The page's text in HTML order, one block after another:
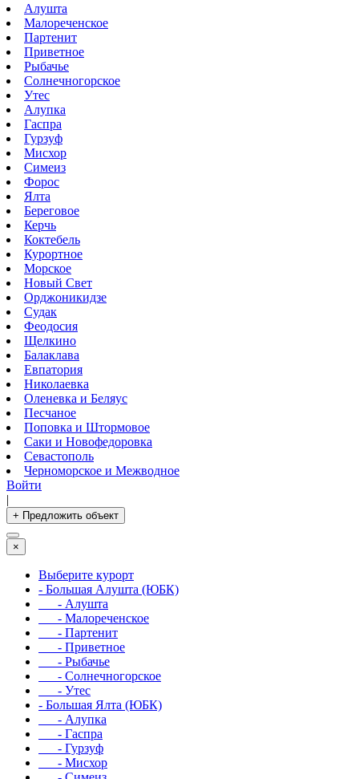
Алушта
Малореченское
Партенит
Приветное
Рыбачье
Солнечногорское
Утес
Алупка
Гаспра
Гурзуф
Мисхор
Симеиз
Форос
Ялта
Береговое
Керчь
Коктебель
Курортное
Морское
Новый Свет
Орджоникидзе
Судак
Феодосия
Щелкино
Балаклава
Евпатория
Николаевка
Оленевка и Беляус
Песчаное
Поповка и Штормовое
Саки и Новофедоровка
Севастополь
Черноморское и Межводное
Войти
|
+ Предложить объект
×
Выберите курорт
- Большая Алушта (ЮБК)
- Алушта
- Малореченское
- Партенит
- Приветное
- Рыбачье
- Солнечногорское
- Утес
- Большая Ялта (ЮБК)
- Алупка
- Гаспра
- Гурзуф
- Мисхор